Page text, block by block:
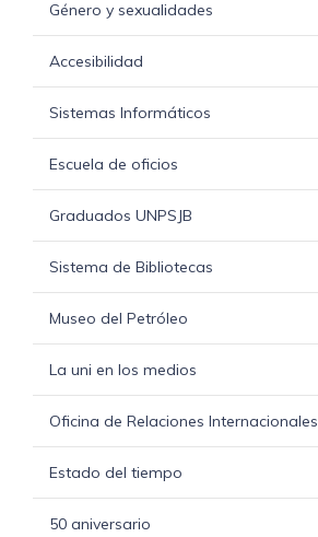
Género y sexualidades
Accesibilidad
Sistemas Informáticos
Escuela de oficios
Graduados UNPSJB
Sistema de Bibliotecas
Museo del Petróleo
La uni en los medios
Oficina de Relaciones Internacionales
Estado del tiempo
50 aniversario